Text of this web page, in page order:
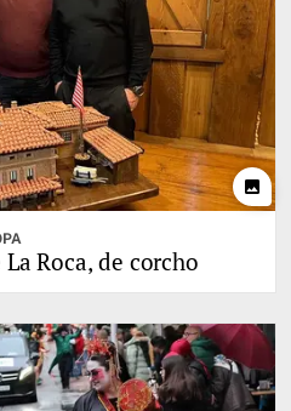
photo
Roca, de corcho